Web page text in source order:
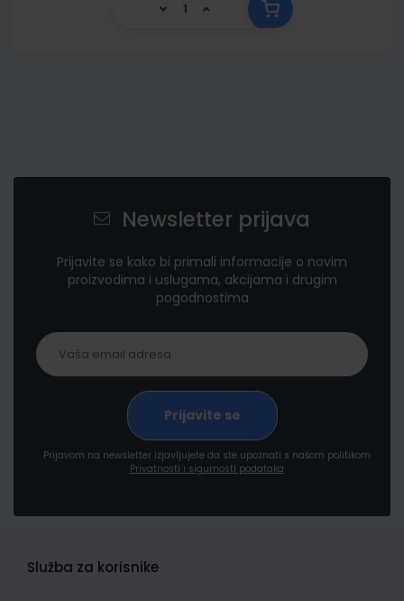
Newsletter prijava
Prijavite se kako bi primali informacije o novim
proizvodima i uslugama, akcijama i drugim
pogodnostima
Prijavom na newsletter izjavljujete da ste upoznati s našom politikom
Privatnosti i sigurnosti podataka
Služba za korisnike